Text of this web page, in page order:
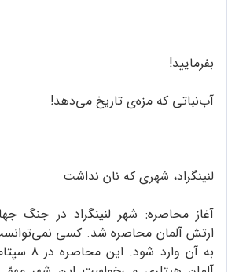
بفرمایید!
آب‌نباتی که مزه‌ی تاریخ می‌دهد!
لنینگراد، شهری که نان نداشت
آغاز محاصره: شهر لنینگراد در جنگ
ارتش آلمان محاصره شد. کسی